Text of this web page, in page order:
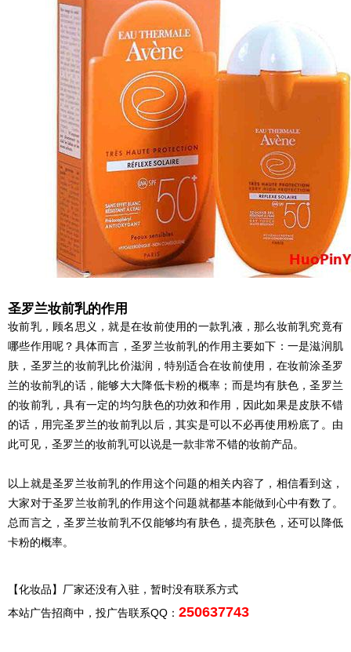
圣罗兰妆前乳的作用
妆前乳，顾名思义，就是在妆前使用的一款乳液，那么妆前乳究竟有
哪些作用呢？具体而言，圣罗兰妆前乳的作用主要如下：一是滋润肌
肤，圣罗兰的妆前乳比价滋润，特别适合在妆前使用，在妆前涂圣罗
兰的妆前乳的话，能够大大降低卡粉的概率；而是均有肤色，圣罗兰
的妆前乳，具有一定的均匀肤色的功效和作用，因此如果是皮肤不错
的话，用完圣罗兰的妆前乳以后，其实是可以不必再使用粉底了。由
此可见，圣罗兰的妆前乳可以说是一款非常不错的妆前产品。
以上就是圣罗兰妆前乳的作用这个问题的相关内容了，相信看到这，
大家对于圣罗兰妆前乳的作用这个问题就都基本能做到心中有数了。
总而言之，圣罗兰妆前乳不仅能够均有肤色，提亮肤色，还可以降低
卡粉的概率。
【化妆品】厂家还没有入驻，暂时没有联系方式
本站广告招商中，投广告联系QQ： 250637743